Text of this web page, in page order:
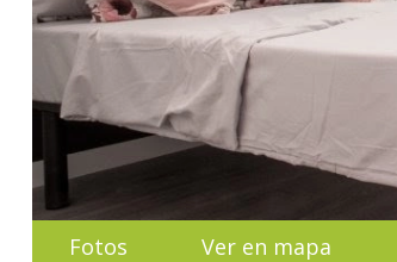
Fotos Ver en mapa